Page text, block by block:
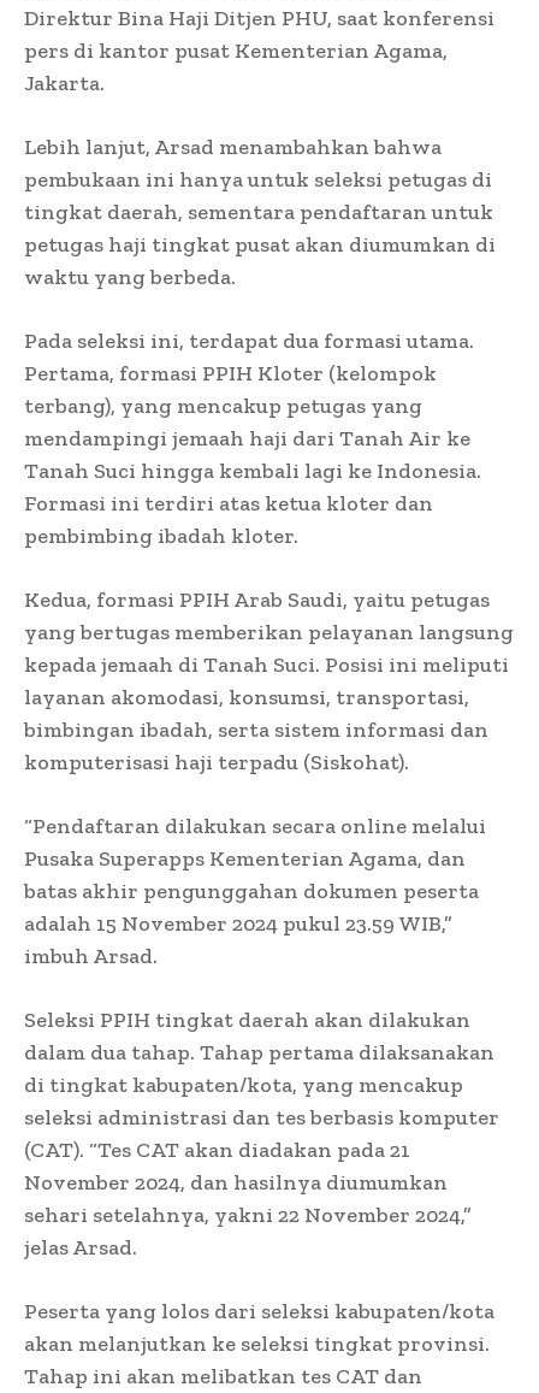
Direktur Bina Haji Ditjen PHU, saat konferensi
pers di kantor pusat Kementerian Agama,
Jakarta.
Lebih lanjut, Arsad menambahkan bahwa
pembukaan ini hanya untuk seleksi petugas di
tingkat daerah, sementara pendaftaran untuk
petugas haji tingkat pusat akan diumumkan di
waktu yang berbeda.
Pada seleksi ini, terdapat dua formasi utama.
Pertama, formasi PPIH Kloter (kelompok
terbang), yang mencakup petugas yang
mendampingi jemaah haji dari Tanah Air ke
Tanah Suci hingga kembali lagi ke Indonesia.
Formasi ini terdiri atas ketua kloter dan
pembimbing ibadah kloter.
Kedua, formasi PPIH Arab Saudi, yaitu petugas
yang bertugas memberikan pelayanan langsung
kepada jemaah di Tanah Suci. Posisi ini meliputi
layanan akomodasi, konsumsi, transportasi,
bimbingan ibadah, serta sistem informasi dan
komputerisasi haji terpadu (Siskohat).
“Pendaftaran dilakukan secara online melalui
Pusaka Superapps Kementerian Agama, dan
batas akhir pengunggahan dokumen peserta
adalah 15 November 2024 pukul 23.59 WIB,”
imbuh Arsad.
Seleksi PPIH tingkat daerah akan dilakukan
dalam dua tahap. Tahap pertama dilaksanakan
di tingkat kabupaten/kota, yang mencakup
seleksi administrasi dan tes berbasis komputer
(CAT). “Tes CAT akan diadakan pada 21
November 2024, dan hasilnya diumumkan
sehari setelahnya, yakni 22 November 2024,”
jelas Arsad.
Peserta yang lolos dari seleksi kabupaten/kota
akan melanjutkan ke seleksi tingkat provinsi.
Tahap ini akan melibatkan tes CAT dan